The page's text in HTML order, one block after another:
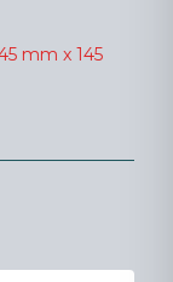
mm x 145